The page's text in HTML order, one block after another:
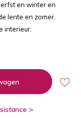
en winter en
lente en zomer.
interieur.
>